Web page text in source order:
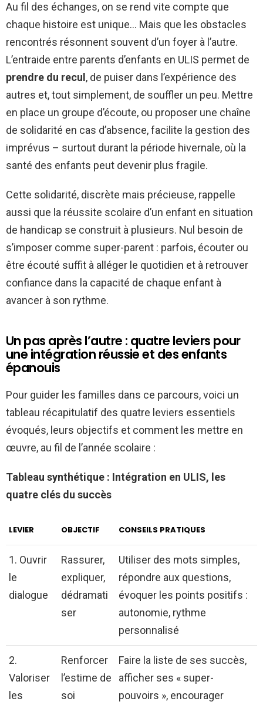
Au fil des échanges, on se rend vite compte que
chaque histoire est unique… Mais que les obstacles
rencontrés résonnent souvent d’un foyer à l’autre.
L’entraide entre parents d’enfants en ULIS permet de
prendre du recul , de puiser dans l’expérience des
autres et, tout simplement, de souffler un peu. Mettre
en place un groupe d’écoute, ou proposer une chaîne
de solidarité en cas d’absence, facilite la gestion des
imprévus – surtout durant la période hivernale, où la
santé des enfants peut devenir plus fragile.
Cette solidarité, discrète mais précieuse, rappelle
aussi que la réussite scolaire d’un enfant en situation
de handicap se construit à plusieurs. Nul besoin de
s’imposer comme super-parent : parfois, écouter ou
être écouté suffit à alléger le quotidien et à retrouver
confiance dans la capacité de chaque enfant à
avancer à son rythme.
Un pas après l’autre : quatre leviers pour
une intégration réussie et des enfants
épanouis
Pour guider les familles dans ce parcours, voici un
tableau récapitulatif des quatre leviers essentiels
évoqués, leurs objectifs et comment les mettre en
œuvre, au fil de l’année scolaire :
Tableau synthétique : Intégration en ULIS, les
quatre clés du succès
LEVIER OBJECTIF CONSEILS PRATIQUES
1. Ouvrir
le
dialogue
Rassurer,
expliquer,
dédramati
ser
Utiliser des mots simples,
répondre aux questions,
évoquer les points positifs :
autonomie, rythme
personnalisé
2.
Valoriser
les
Renforcer
l’estime de
soi
Faire la liste de ses succès,
afficher ses « super-
pouvoirs », encourager